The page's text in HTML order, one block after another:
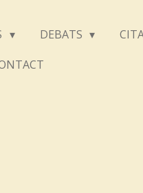
DEBATS